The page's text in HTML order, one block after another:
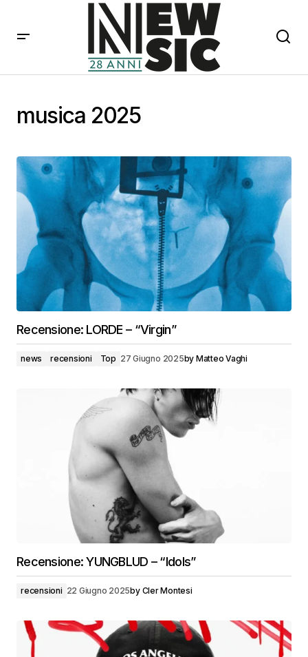
musica 2025
Recensione: LORDE – “Virgin”
news recensioni Top 27 Giugno 2025by Matteo Vaghi
Recensione: YUNGBLUD – “Idols”
recensioni 22 Giugno 2025by Cler Montesi